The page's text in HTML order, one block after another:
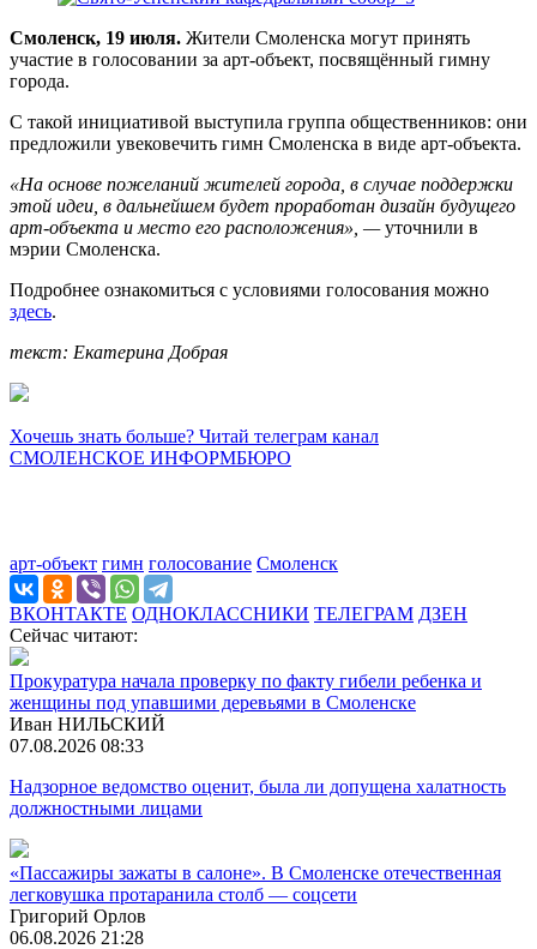
Смоленск, 19 июля. Жители Смоленска могут принять
участие в голосовании за арт-объект, посвящённый гимну
города.
С такой инициативой выступила группа общественников: они
предложили увековечить гимн Смоленска в виде арт-объекта.
«На основе пожеланий жителей города, в случае поддержки
этой идеи, в дальнейшем будет проработан дизайн будущего
арт-объекта и место его расположения», —уточнили в
мэрии Смоленска.
Подробнее ознакомиться с условиями голосования можно
здесь.
текст: Екатерина Добрая
Хочешь знать больше? Читай телеграм канал
СМОЛЕНСКОЕ ИНФОРМБЮРО
арт-объект гимн голосование Смоленск
ВКОНТАКТЕ ОДНОКЛАССНИКИ ТЕЛЕГРАМ ДЗЕН
Сейчас читают:
Прокуратура начала проверку по факту гибели ребенка и
женщины под упавшими деревьями в Смоленске
Иван НИЛЬСКИЙ
07.08.2026 08:33
Надзорное ведомство оценит, была ли допущена халатность
должностными лицами
«Пассажиры зажаты в салоне». В Смоленске отечественная
легковушка протаранила столб — соцсети
Григорий Орлов
06.08.2026 21:28